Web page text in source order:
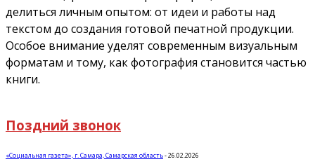
делиться личным опытом: от идеи и работы над
текстом до создания готовой печатной продукции.
Особое внимание уделят современным визуальным
форматам и тому, как фотография становится частью
книги.
Поздний звонок
«Социальная газета», г. Самара, Самарская область-26.02.2026